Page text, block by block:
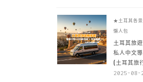
★土耳其各
懶人包
土耳其旅
私人中文
(土耳其旅
2025-08-